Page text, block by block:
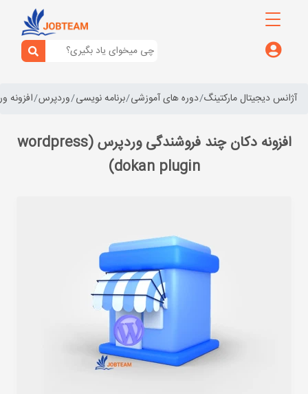
آژانس دیجیتال مارکتینگ دوره های آموزشی برنامه نویسی وردپرس افزونه
افزونه دکان چند فروشندگی وردپرس (wordpress
dokan plugin)